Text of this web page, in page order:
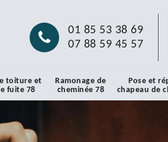
01 85 53 38 69
07 88 59 45 57
toiture et
fuite 78
Ramonage de
cheminée 78
Pose et
chapeau de